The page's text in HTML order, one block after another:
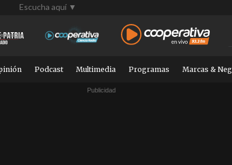
Escucha aquí ▼
Podcast Multimedia Programas Marcas &